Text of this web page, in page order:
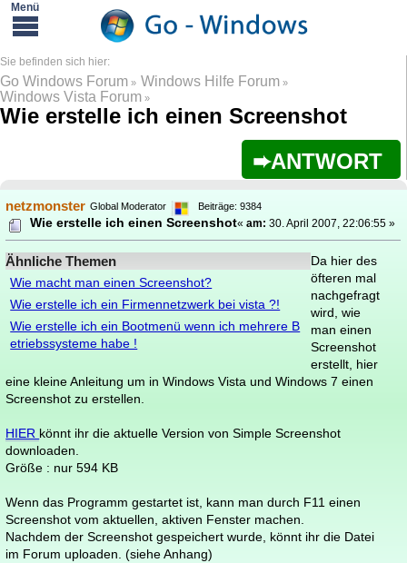
Go Windows Forum » Windows Hilfe Forum »
Windows Vista Forum »
Wie erstelle ich einen Screenshot
ANTWORT
netzmonster Global Moderator Beiträge: 9384
Wie erstelle ich einen Screenshot«am: 30. April 2007, 22:06:55 »
Ähnliche Themen
Wie macht man einen Screenshot?
Wie erstelle ich ein Firmennetzwerk bei vista ?!
Wie erstelle ich ein Bootmenü wenn ich mehrere B
etriebssysteme habe !
Da hier des
öfteren mal
nachgefragt
wird, wie
man einen
Screenshot
erstellt, hier
eine kleine Anleitung um in Windows Vista und Windows 7 einen
Screenshot zu erstellen.
HIER könnt ihr die aktuelle Version von Simple Screenshot
downloaden.
Größe : nur 594 KB
Wenn das Programm gestartet ist, kann man durch F11 einen
Screenshot vom aktuellen, aktiven Fenster machen.
Nachdem der Screenshot gespeichert wurde, könnt ihr die Datei
im Forum uploaden. (siehe Anhang)